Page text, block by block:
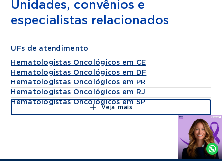
Unidades, convênios e
especialistas relacionados
UFs de atendimento
Hematologistas Oncológicos em CE
Hematologistas Oncológicos em DF
Hematologistas Oncológicos em PR
Hematologistas Oncológicos em RJ
Hematologistas Oncológicos em SP
Veja mais
Agende
Whatsapp